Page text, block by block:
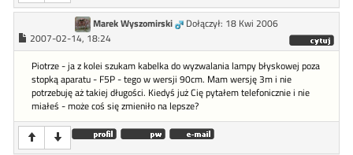
Marek Wyszomirski
Dołączył: 18 Kwi 2006
2007-02-14, 18:24
Piotrze - ja z kolei szukam kabelka do wyzwalania lampy błyskowej poza
stopką aparatu - F5P - tego w wersji 90cm. Mam wersję 3m i nie
potrzebuję aż takiej długości. Kiedyś już Cię pytałem telefonicznie i nie
miałeś - może coś się zmieniło na lepsze?